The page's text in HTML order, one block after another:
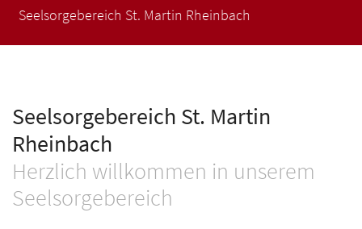
Seelsorgebereich St. Martin Rheinbach
Seelsorgebereich St. Martin
Rheinbach
Herzlich willkommen in unserem
Seelsorgebereich